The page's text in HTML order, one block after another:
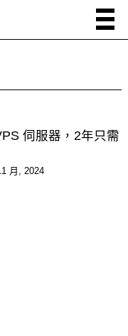
伺服器，2年只需
月, 2024